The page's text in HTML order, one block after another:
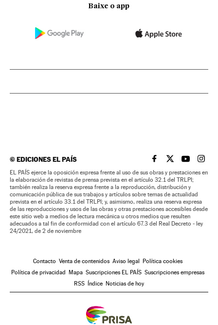
Baixe o app
©EDICIONES EL PAÍS EL PAÍS BRASIL EN
EL PAÍSEL PAÍS
EL
EL PAÍS ejerce la oposición expresa frente al uso de sus obras y prestaciones en
la elaboración de revistas de prensa prevista en el artículo 32.1 del TRLPI;
también realiza la reserva expresa frente a la reproducción, distribución y
comunicación pública de sus trabajos y artículos sobre temas de actualidad
prevista en el artículo 33.1 del TRLPI; y, asimismo, realiza una reserva expresa
de las reproducciones y usos de las obras y otras prestaciones accesibles desde
este sitio web a medios de lectura mecánica u otros medios que resulten
adecuados a tal fin de conformidad con el artículo 67.3 del Real Decreto - ley
24/2021, de 2 de noviembre
Contacto Venta de contenidos Aviso legal Política cookies
Política de privacidad Mapa Suscripciones EL PAÍS Suscripciones empresas
RSS Índice Noticias de hoy